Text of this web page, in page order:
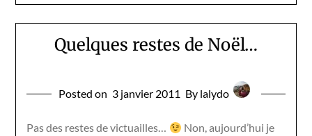
Quelques restes de Noël…
Posted on 3 janvier 2011 By lalydo
Pas des restes de victuailles…
Non, aujourd’hui je